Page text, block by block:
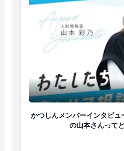
かつしんメンバーインタ
かつしんメンバーインタビュ
の山本さんって